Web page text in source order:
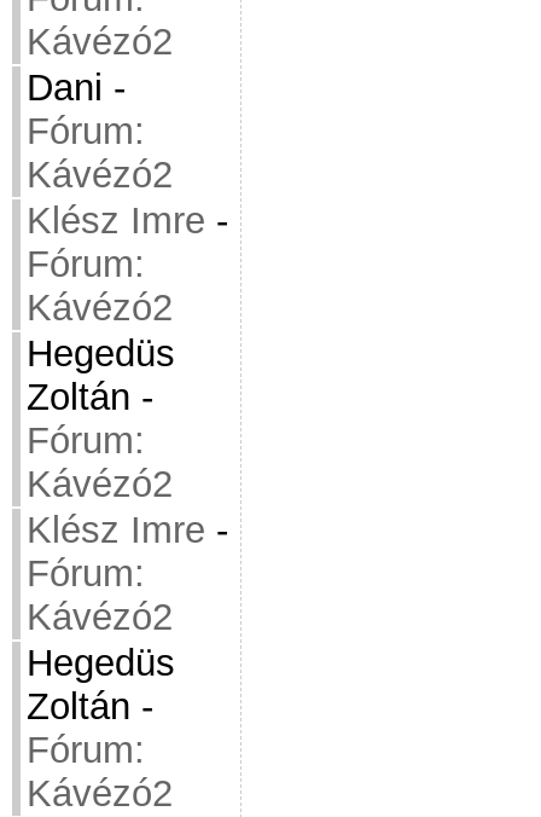
Kávézó2
Dani -
Fórum:
Kávézó2
Klész Imre -
Fórum:
Kávézó2
Hegedüs
Zoltán -
Fórum:
Kávézó2
Klész Imre -
Fórum:
Kávézó2
Hegedüs
Zoltán -
Fórum:
Kávézó2